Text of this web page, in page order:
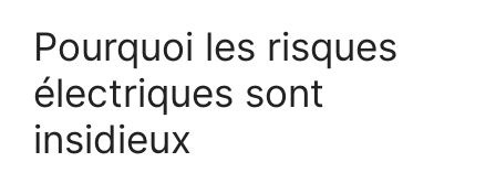
Pourquoi les risques
électriques sont
insidieux